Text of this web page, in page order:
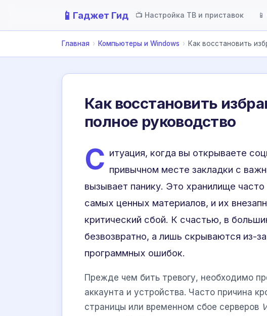
📱 Гаджет Гид 📺 Настройка ТВ и приставок
Главная › Компьютеры и Windows › Как восстановить
Как восстановить
полное руководство
С итуация, когда вы открываете
привычном месте закладки с
вызывает панику. Это хранилище
самых ценных материалов, и их
критический сбой. К счастью, в
безвозвратно, а лишь скрываются из-
программных ошибок.
Прежде чем бить тревогу, необходимо
аккаунта и устройства. Часто причина
страницы или временном сбое серверов